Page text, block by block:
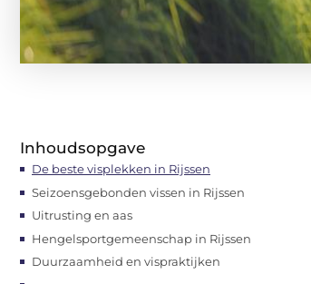
Inhoudsopgave
De beste visplekken in Rijssen
Seizoensgebonden vissen in Rijssen
Uitrusting en aas
Hengelsportgemeenschap in Rijssen
Duurzaamheid en vispraktijken